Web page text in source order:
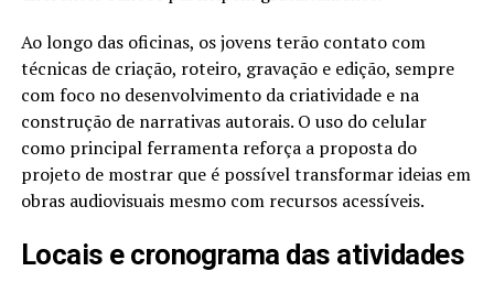
Ao longo das oficinas, os jovens terão contato com
técnicas de criação, roteiro, gravação e edição, sempre
com foco no desenvolvimento da criatividade e na
construção de narrativas autorais. O uso do celular
como principal ferramenta reforça a proposta do
projeto de mostrar que é possível transformar ideias em
obras audiovisuais mesmo com recursos acessíveis.
Locais e cronograma das atividades